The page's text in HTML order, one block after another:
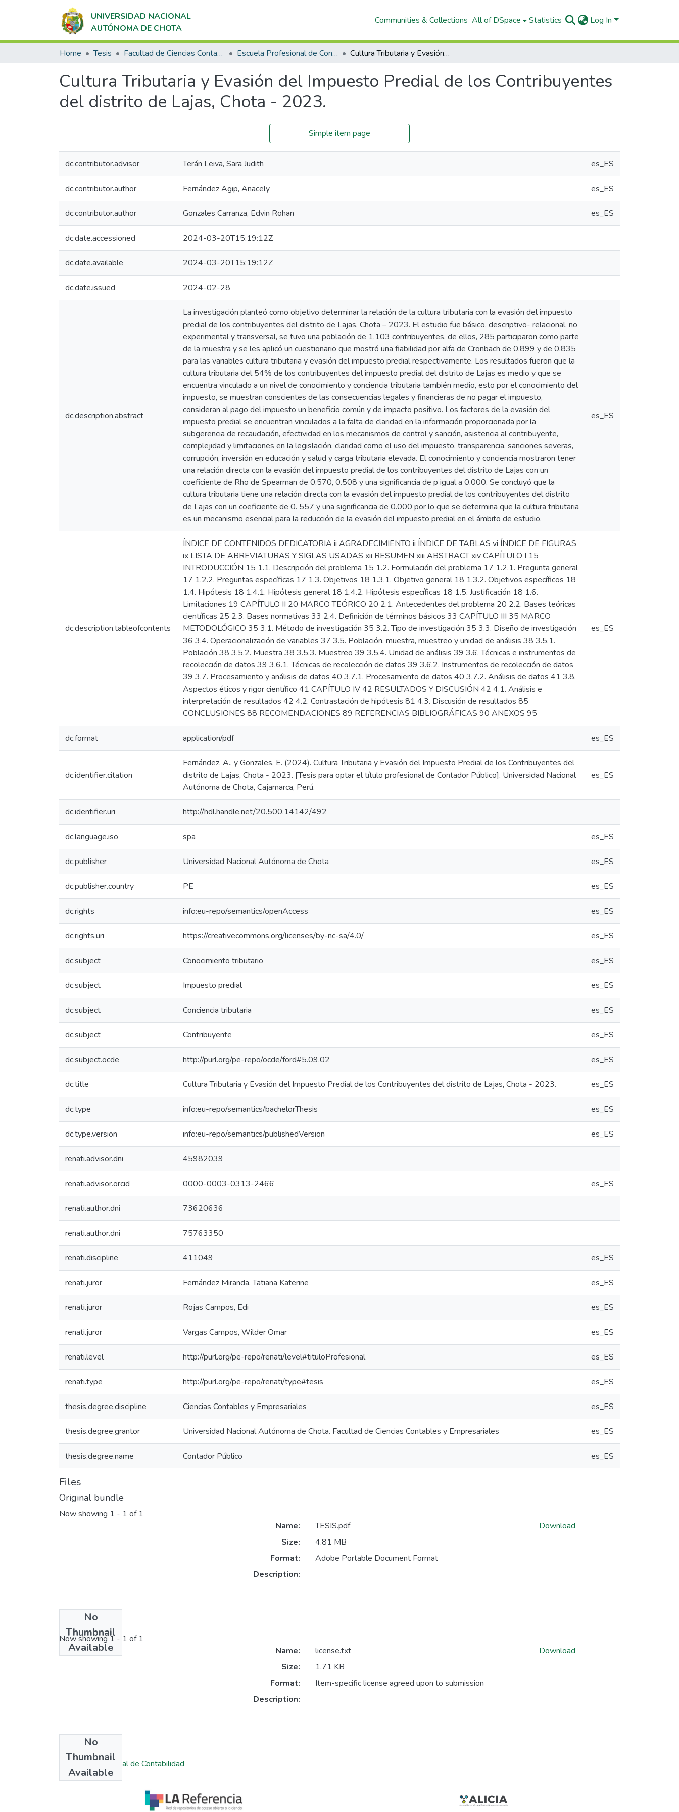
UNIVERSIDAD NACIONAL
AUTÓNOMA DE CHOTA
Communities & Collections All of DSpace Statistics Log In
Home Tesis Facultad de Ciencias Contables y Empresariales Escuela Profesional de Contabilidad Cultura Tributaria y Evasión del Impuesto Predial de los Contribuyentes del distrito de Lajas, Chota - 2023.
Cultura Tributaria y Evasión del Impuesto Predial de los Contribuyentes
del distrito de Lajas, Chota - 2023.
Simple item page
dc.contributor.advisor Terán Leiva, Sara Judith es_ES
dc.contributor.author Fernández Agip, Anacely es_ES
dc.contributor.author Gonzales Carranza, Edvin Rohan es_ES
dc.date.accessioned 2024-03-20T15:19:12Z
dc.date.available 2024-03-20T15:19:12Z
dc.date.issued 2024-02-28
dc.description.abstract
La investigación planteó como objetivo determinar la relación de la cultura tributaria con la evasión del impuesto
predial de los contribuyentes del distrito de Lajas, Chota – 2023. El estudio fue básico, descriptivo- relacional, no
experimental y transversal, se tuvo una población de 1,103 contribuyentes, de ellos, 285 participaron como parte
de la muestra y se les aplicó un cuestionario que mostró una fiabilidad por alfa de Cronbach de 0.899 y de 0.835
para las variables cultura tributaria y evasión del impuesto predial respectivamente. Los resultados fueron que la
cultura tributaria del 54% de los contribuyentes del impuesto predial del distrito de Lajas es medio y que se
encuentra vinculado a un nivel de conocimiento y conciencia tributaria también medio, esto por el conocimiento del
impuesto, se muestran conscientes de las consecuencias legales y financieras de no pagar el impuesto,
consideran al pago del impuesto un beneficio común y de impacto positivo. Los factores de la evasión del
impuesto predial se encuentran vinculados a la falta de claridad en la información proporcionada por la
subgerencia de recaudación, efectividad en los mecanismos de control y sanción, asistencia al contribuyente,
complejidad y limitaciones en la legislación, claridad como el uso del impuesto, transparencia, sanciones severas,
corrupción, inversión en educación y salud y carga tributaria elevada. El conocimiento y conciencia mostraron tener
una relación directa con la evasión del impuesto predial de los contribuyentes del distrito de Lajas con un
coeficiente de Rho de Spearman de 0.570, 0.508 y una significancia de p igual a 0.000. Se concluyó que la
cultura tributaria tiene una relación directa con la evasión del impuesto predial de los contribuyentes del distrito
de Lajas con un coeficiente de 0. 557 y una significancia de 0.000 por lo que se determina que la cultura tributaria
es un mecanismo esencial para la reducción de la evasión del impuesto predial en el ámbito de estudio.
es_ES
dc.description.tableofcontents
ÍNDICE DE CONTENIDOS DEDICATORIA ii AGRADECIMIENTO ii ÍNDICE DE TABLAS vi ÍNDICE DE FIGURAS
ix LISTA DE ABREVIATURAS Y SIGLAS USADAS xii RESUMEN xiii ABSTRACT xiv CAPÍTULO I 15
INTRODUCCIÓN 15 1.1. Descripción del problema 15 1.2. Formulación del problema 17 1.2.1. Pregunta general
17 1.2.2. Preguntas específicas 17 1.3. Objetivos 18 1.3.1. Objetivo general 18 1.3.2. Objetivos específicos 18
1.4. Hipótesis 18 1.4.1. Hipótesis general 18 1.4.2. Hipótesis específicas 18 1.5. Justificación 18 1.6.
Limitaciones 19 CAPÍTULO II 20 MARCO TEÓRICO 20 2.1. Antecedentes del problema 20 2.2. Bases teóricas
científicas 25 2.3. Bases normativas 33 2.4. Definición de términos básicos 33 CAPÍTULO III 35 MARCO
METODOLÓGICO 35 3.1. Método de investigación 35 3.2. Tipo de investigación 35 3.3. Diseño de investigación
36 3.4. Operacionalización de variables 37 3.5. Población, muestra, muestreo y unidad de análisis 38 3.5.1.
Población 38 3.5.2. Muestra 38 3.5.3. Muestreo 39 3.5.4. Unidad de análisis 39 3.6. Técnicas e instrumentos de
recolección de datos 39 3.6.1. Técnicas de recolección de datos 39 3.6.2. Instrumentos de recolección de datos
39 3.7. Procesamiento y análisis de datos 40 3.7.1. Procesamiento de datos 40 3.7.2. Análisis de datos 41 3.8.
Aspectos éticos y rigor científico 41 CAPÍTULO IV 42 RESULTADOS Y DISCUSIÓN 42 4.1. Análisis e
interpretación de resultados 42 4.2. Contrastación de hipótesis 81 4.3. Discusión de resultados 85
CONCLUSIONES 88 RECOMENDACIONES 89 REFERENCIAS BIBLIOGRÁFICAS 90 ANEXOS 95
es_ES
dc.format application/pdf es_ES
dc.identifier.citation
Fernández, A., y Gonzales, E. (2024). Cultura Tributaria y Evasión del Impuesto Predial de los Contribuyentes del
distrito de Lajas, Chota - 2023. [Tesis para optar el título profesional de Contador Público]. Universidad Nacional
Autónoma de Chota, Cajamarca, Perú.
es_ES
dc.identifier.uri http://hdl.handle.net/20.500.14142/492
dc.language.iso spa es_ES
dc.publisher Universidad Nacional Autónoma de Chota es_ES
dc.publisher.country PE es_ES
dc.rights info:eu-repo/semantics/openAccess es_ES
dc.rights.uri https://creativecommons.org/licenses/by-nc-sa/4.0/ es_ES
dc.subject Conocimiento tributario es_ES
dc.subject Impuesto predial es_ES
dc.subject Conciencia tributaria es_ES
dc.subject Contribuyente es_ES
dc.subject.ocde http://purl.org/pe-repo/ocde/ford#5.09.02 es_ES
dc.title Cultura Tributaria y Evasión del Impuesto Predial de los Contribuyentes del distrito de Lajas, Chota - 2023. es_ES
dc.type info:eu-repo/semantics/bachelorThesis es_ES
dc.type.version info:eu-repo/semantics/publishedVersion es_ES
renati.advisor.dni 45982039
renati.advisor.orcid 0000-0003-0313-2466 es_ES
renati.author.dni 73620636
renati.author.dni 75763350
renati.discipline 411049 es_ES
renati.juror Fernández Miranda, Tatiana Katerine es_ES
renati.juror Rojas Campos, Edi es_ES
renati.juror Vargas Campos, Wilder Omar es_ES
renati.level http://purl.org/pe-repo/renati/level#tituloProfesional es_ES
renati.type http://purl.org/pe-repo/renati/type#tesis es_ES
thesis.degree.discipline Ciencias Contables y Empresariales es_ES
thesis.degree.grantor Universidad Nacional Autónoma de Chota. Facultad de Ciencias Contables y Empresariales es_ES
thesis.degree.name Contador Público es_ES
Files
Original bundle
Now showing 1 - 1 of 1
No
Thumbnail
Available
Name:
TESIS.pdf
Size:
4.81 MB
Format:
Adobe Portable Document Format
Description:
Download
License bundle
Now showing1 - 1 of 1
No
Thumbnail
Available
Name:
license.txt
Size:
1.71 KB
Format:
Item-specific license agreed upon to submission
Description:
Download
Collections
Escuela Profesional de Contabilidad